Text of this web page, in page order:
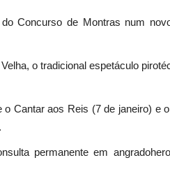
Concurso de Montras num
o tradicional espetáculo
Cantar aos Reis (7 de janeiro) e
permanente em